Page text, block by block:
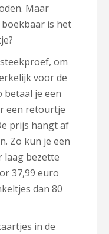
Maar
is het
om
voor de
je een
een retourtje
prijs hangt af
Zo kun je een
laag bezette
37,99 euro
dan 80
in de